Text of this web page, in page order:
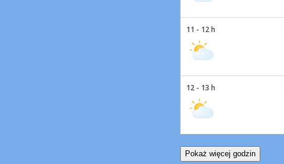
11 - 12 h
12 - 13 h
Pokaż więcej godzin